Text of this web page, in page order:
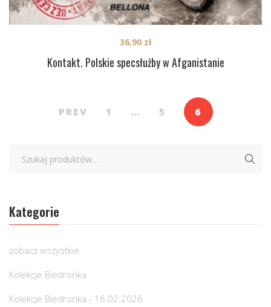
Kontakt. Polskie specsłużby w Afganistanie
36,90 zł
PREV 1 … 5 6
Kategorie
zobacz wszystkie
Kolekcje Biedronka
Kolekcje Biedronka - 16.02.2026